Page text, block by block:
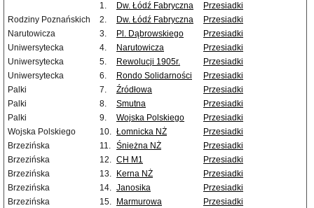
1.
Dw. Łódź Fabryczna
Przesiadki
Rodziny Poznańskich
2. Dw. Łódź Fabryczna
Przesiadki
Narutowicza
3. Pl. Dąbrowskiego
Przesiadki
Uniwersytecka
4. Narutowicza
Przesiadki
Uniwersytecka
5. Rewolucji 1905r.
Przesiadki
Uniwersytecka
6. Rondo Solidarności
Przesiadki
Palki
7. Źródłowa
Przesiadki
Palki
8. Smutna
Przesiadki
Palki
9. Wojska Polskiego
Przesiadki
Wojska Polskiego
10. Łomnicka NŻ
Przesiadki
Brzezińska
11. Śnieżna NŻ
Przesiadki
Brzezińska
12. CH M1
Przesiadki
Brzezińska
13. Kerna NŻ
Przesiadki
Brzezińska
14. Janosika
Przesiadki
Brzezińska
15. Marmurowa
Przesiadki